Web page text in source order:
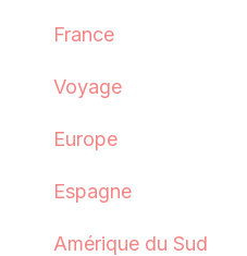
France
Voyage
Europe
Espagne
Amérique du Sud